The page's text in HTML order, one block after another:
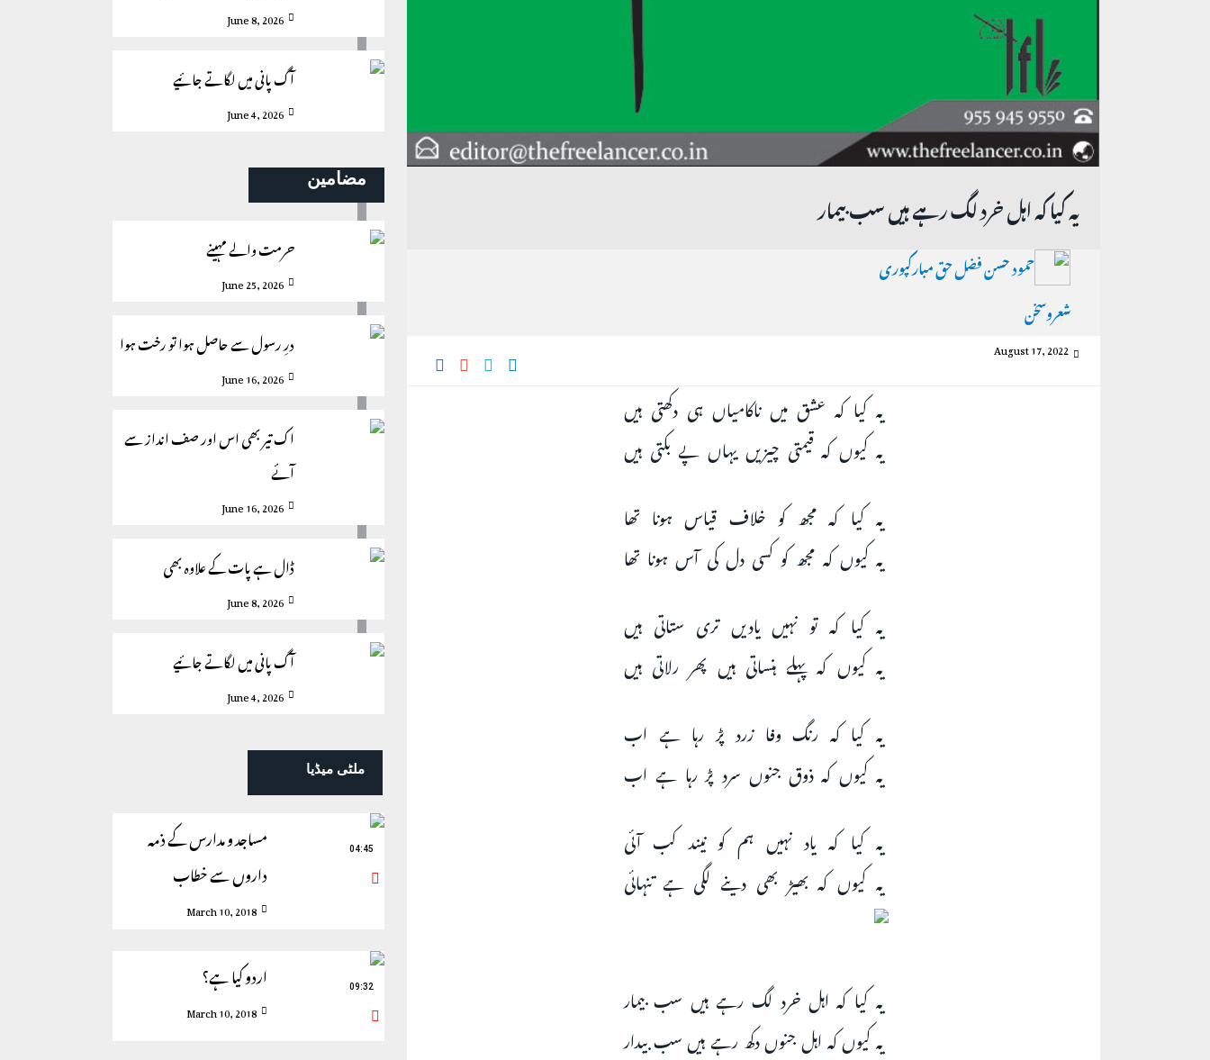
یہ کیا کہ اہل خرد لگ رہے ہیں سب بیمار
حمود حسن فضل حق مبارکپوری
شعروسخن
August 17, 2022
یہ کیا کہ عشق میں ناکامیاں ہی دکھتی ہیں
یہ کیوں کہ قیمتی چیزیں یہاں پے بکتی ہیں
یہ کیا کہ مجھ کو خلاف قیاس ہونا تھا
یہ کیوں کہ مجھ کو کسی دل کی آس ہونا تھا
یہ کیا کہ تو نہیں یادیں تری ستاتی ہیں
یہ کیوں کہ پہلے ہنساتی ہیں پھر رلاتی ہیں
یہ کیا کہ رنگ وفا زرد پڑ رہا ہے اب
یہ کیوں کہ ذوق جنوں سرد پڑ رہا ہے اب
یہ کیا کہ یاد نہیں ہم کو نیند کب آئی
یہ کیوں کہ بھیڑ بھی دینے لگی ہے تنہائی
یہ کیا کہ اہل خرد لگ رہے ہیں سب بیمار
یہ کیوں کہ اہل جنوں دکھ رہے ہیں سب بیدار
June 8, 2026
آگ پانی میں لگاتے جائیے
June 4, 2026
مضامین
حرمت والے مہینے
June 25, 2026
درِ رسول سے حاصل ہوا تو رخت ہوا
June 16, 2026
اک تیر بھی اس اور صف انداز سے
آئے
June 16, 2026
ڈال ہے پات کے علاوہ بھی
June 8, 2026
آگ پانی میں لگاتے جائیے
June 4, 2026
ملٹی میڈیا
مساجد و مدارس کے ذمہ
داروں سے خطاب
March 10, 2018
04:45
اردو کیا ہے؟
March 10, 2018
09:32